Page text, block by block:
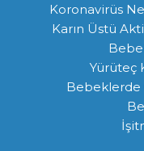
Koronavirüs
Karın Üstü
Yürüteç
Bebeklerde